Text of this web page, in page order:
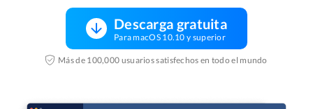
Descarga gratuita
Para macOS 10.10 y superior
Más de 100,000 usuarios satisfechos en todo el mundo